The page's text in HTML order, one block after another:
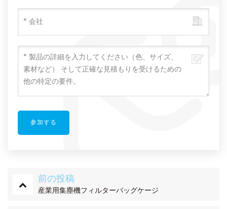
前の投稿
産業用集塵機フィルターバッグケージ